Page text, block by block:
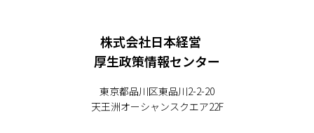
株式会社日本経営
厚生政策情報センター
東京都品川区東品川2-2-20
天王洲オーシャンスクエア22F